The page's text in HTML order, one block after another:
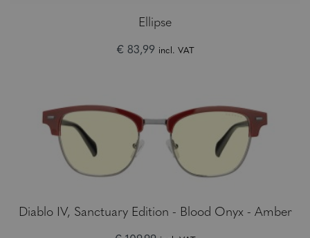
Ellipse
€ 83,99 incl. VAT
Diablo IV, Sanctuary Edition - Blood Onyx - Amber